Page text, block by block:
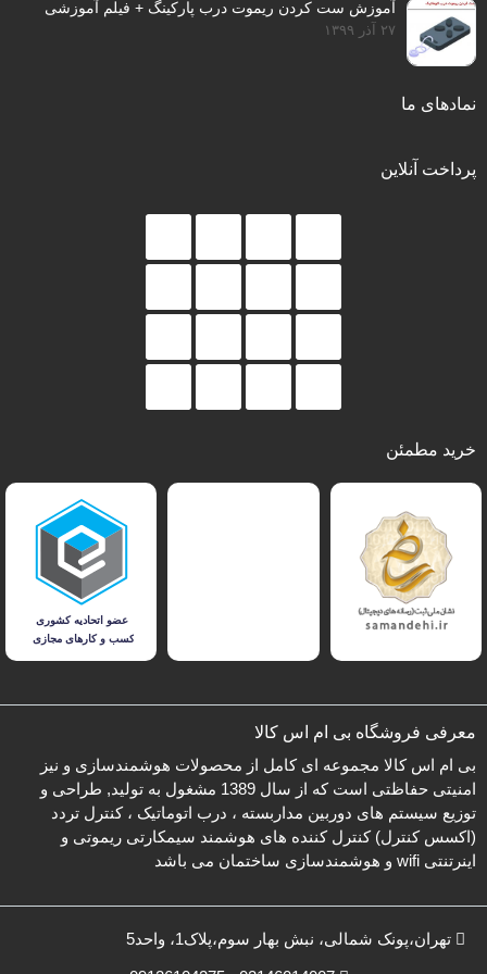
آموزش ست کردن ریموت درب پارکینگ + فیلم آموزشی
۲۷ آذر ۱۳۹۹
نمادهای ما
پرداخت آنلاین
خرید مطمئن
معرفی فروشگاه بی ام اس کالا
بی ام اس کالا مجموعه ای کامل از محصولات هوشمندسازی و نیز
امنیتی حفاظتی است که از سال 1389 مشغول به تولید, طراحی و
توزیع سیستم های دوربین مداربسته ، درب اتوماتیک ، کنترل تردد
(اکسس کنترل) کنترل کننده های هوشمند سیمکارتی ریموتی و
اینرتنتی wifi و هوشمندسازی ساختمان می باشد
تهران،پونک شمالی، نبش بهار سوم،پلاک1، واحد5